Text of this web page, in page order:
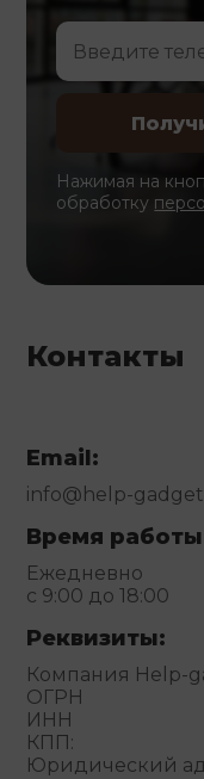
Нажимая на
обработку
Контакты
Email:
info@help-
Время
Ежедневно
с 9:00 до 18:00
Реквизиты:
Компания Help-
ОГРН
ИНН
КПП:
Юридический